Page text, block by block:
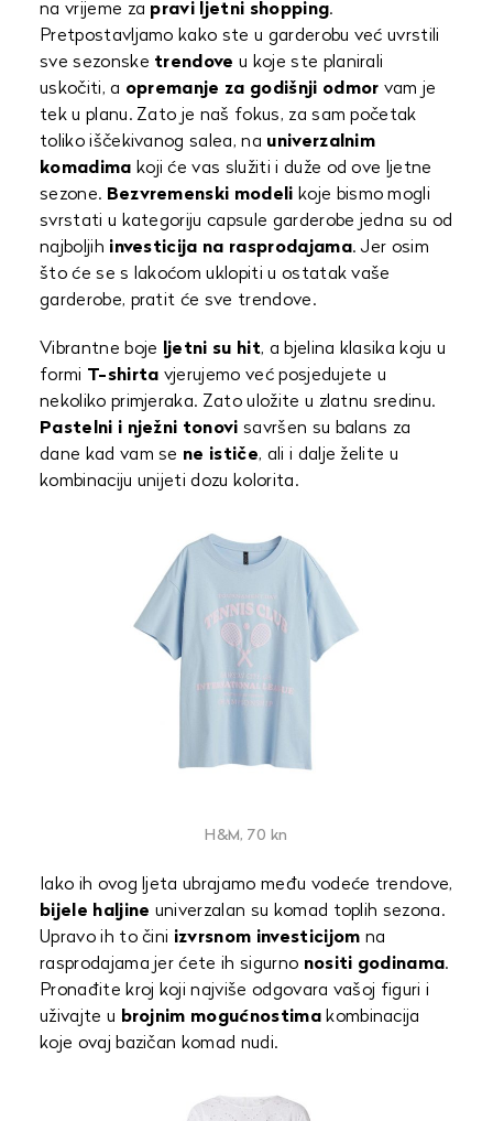
na vrijeme za pravi ljetni shopping.
Pretpostavljamo kako ste u garderobu već uvrstili
sve sezonske trendove u koje ste planirali
uskočiti, a opremanje za godišnji odmor vam je
tek u planu. Zato je naš fokus, za sam početak
toliko iščekivanog salea, na univerzalnim
komadima koji će vas služiti i duže od ove ljetne
sezone. Bezvremenski modeli koje bismo mogli
svrstati u kategoriju capsule garderobe jedna su od
najboljih investicija na rasprodajama. Jer osim
što će se s lakoćom uklopiti u ostatak vaše
garderobe, pratit će sve trendove.
Vibrantne boje ljetni su hit, a bjelina klasika koju u
formi T-shirta vjerujemo već posjedujete u
nekoliko primjeraka. Zato uložite u zlatnu sredinu.
Pastelni i nježni tonovi savršen su balans za
dane kad vam se ne ističe, ali i dalje želite u
kombinaciju unijeti dozu kolorita.
H&M, 70 kn
Iako ih ovog ljeta ubrajamo među vodeće trendove,
bijele haljine univerzalan su komad toplih sezona.
Upravo ih to čini izvrsnom investicijom na
rasprodajama jer ćete ih sigurno nositi godinama.
Pronađite kroj koji najviše odgovara vašoj figuri i
uživajte u brojnim mogućnostimakombinacija
koje ovaj bazičan komad nudi.